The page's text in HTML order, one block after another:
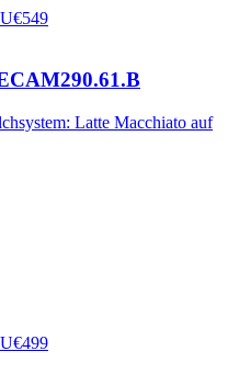
€549
Latte Macchiato auf
€499